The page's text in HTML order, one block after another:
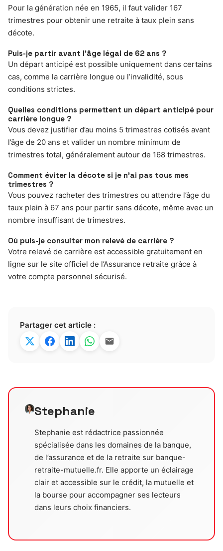
Pour la génération née en 1965, il faut valider 167
trimestres pour obtenir une retraite à taux plein sans
décote.
Puis-je partir avant l’âge légal de 62 ans ?
Un départ anticipé est possible uniquement dans certains
cas, comme la carrière longue ou l’invalidité, sous
conditions strictes.
Quelles conditions permettent un départ anticipé pour
carrière longue ?
Vous devez justifier d’au moins 5 trimestres cotisés avant
l’âge de 20 ans et valider un nombre minimum de
trimestres total, généralement autour de 168 trimestres.
Comment éviter la décote si je n’ai pas tous mes
trimestres ?
Vous pouvez racheter des trimestres ou attendre l’âge du
taux plein à 67 ans pour partir sans décote, même avec un
nombre insuffisant de trimestres.
Où puis-je consulter mon relevé de carrière ?
Votre relevé de carrière est accessible gratuitement en
ligne sur le site officiel de l’Assurance retraite grâce à
votre compte personnel sécurisé.
Partager cet article :
Stephanie
Stephanie est rédactrice passionnée
spécialisée dans les domaines de la banque,
de l’assurance et de la retraite sur banque-
retraite-mutuelle.fr. Elle apporte un éclairage
clair et accessible sur le crédit, la mutuelle et
la bourse pour accompagner ses lecteurs
dans leurs choix financiers.